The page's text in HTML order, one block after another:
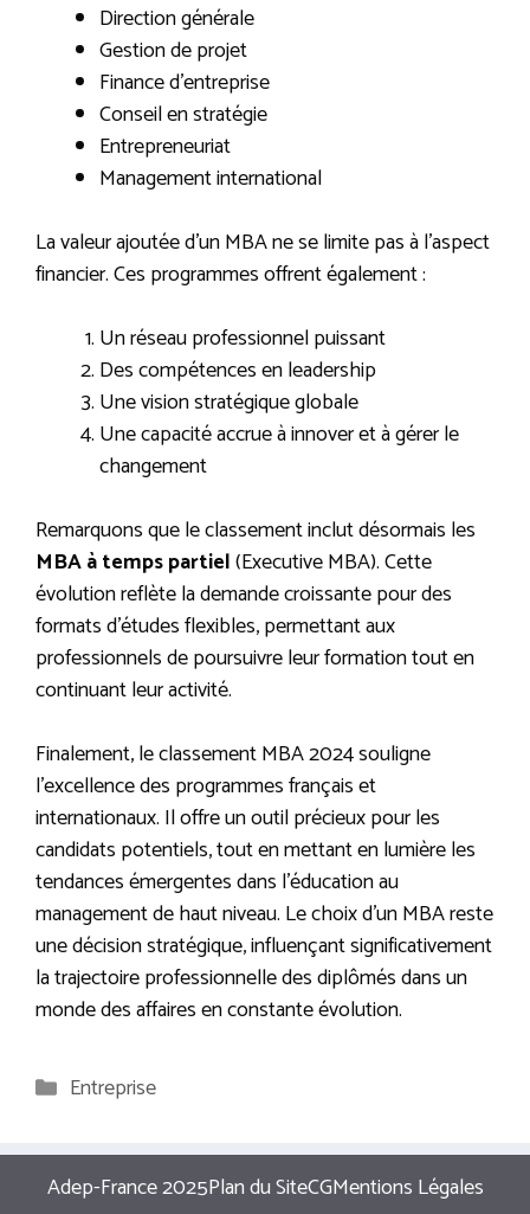
Direction générale
Gestion de projet
Finance d’entreprise
Conseil en stratégie
Entrepreneuriat
Management international
La valeur ajoutée d’un MBA ne se limite pas à l’aspect
financier. Ces programmes offrent également :
Un réseau professionnel puissant
Des compétences en leadership
Une vision stratégique globale
Une capacité accrue à innover et à gérer le
changement
Remarquons que le classement inclut désormais les
MBA à temps partiel(Executive MBA). Cette
évolution reflète la demande croissante pour des
formats d’études flexibles, permettant aux
professionnels de poursuivre leur formation tout en
continuant leur activité.
Finalement, le classement MBA 2024 souligne
l’excellence des programmes français et
internationaux. Il offre un outil précieux pour les
candidats potentiels, tout en mettant en lumière les
tendances émergentes dans l’éducation au
management de haut niveau. Le choix d’un MBA reste
une décision stratégique, influençant significativement
la trajectoire professionnelle des diplômés dans un
monde des affaires en constante évolution.
Catégories
Entreprise
Adep-France 2025Plan du SiteCGMentions Légales